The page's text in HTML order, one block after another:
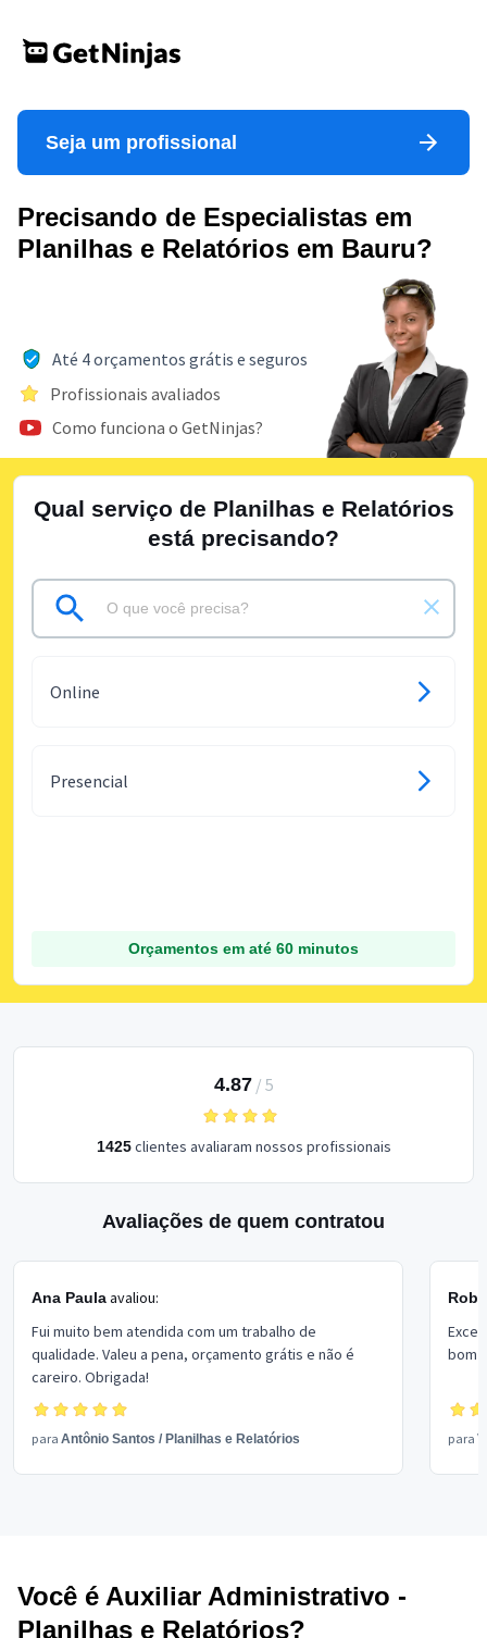
Seja um profissional
Precisando de Especialistas em
Planilhas e Relatórios em Bauru?
Até 4 orçamentos grátis e seguros
Profissionais avaliados
Como funciona o GetNinjas?
Qual serviço de Planilhas e Relatórios
está precisando?
Online
Presencial
Orçamentos em até 60 minutos
4.87/ 5
1425clientes avaliaram nossos profissionais
Avaliações de quem contratou
Ana Paulaavaliou:
Fui muito bem atendida com um trabalho de
qualidade. Valeu a pena, orçamento grátis e não é
careiro. Obrigada!
para Antônio Santos / Planilhas e Relatórios
bom
para
Você é Auxiliar Administrativo -
Planilhas e Relatórios?